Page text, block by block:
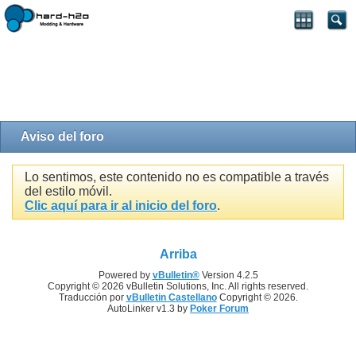
Aviso del foro
Lo sentimos, este contenido no es compatible a través
del estilo móvil.
Clic aquí para ir al inicio del foro.
Arriba
Powered by vBulletin®Version 4.2.5
Copyright © 2026 vBulletin Solutions, Inc. All rights reserved.
Traducción por vBulletin CastellanoCopyright © 2026.
AutoLinker v1.3 by Poker Forum